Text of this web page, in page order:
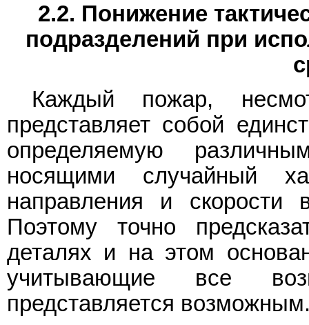
2.2. Понижение
подразделений при
Каждый пожар,
представляет собой
определяемую
носящими случайный
направления и
Поэтому точно
деталях и на этом
учитывающие все
представляется